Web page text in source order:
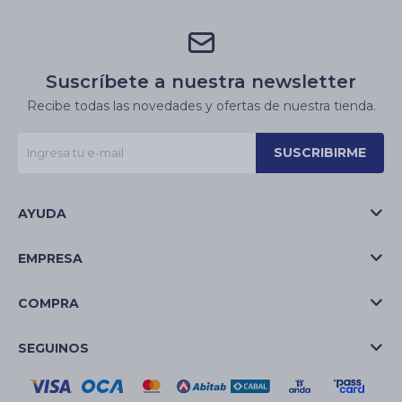
Suscríbete a nuestra newsletter
Recibe todas las novedades y ofertas de nuestra tienda.
SUSCRIBIRME
AYUDA
EMPRESA
COMPRA
SEGUINOS